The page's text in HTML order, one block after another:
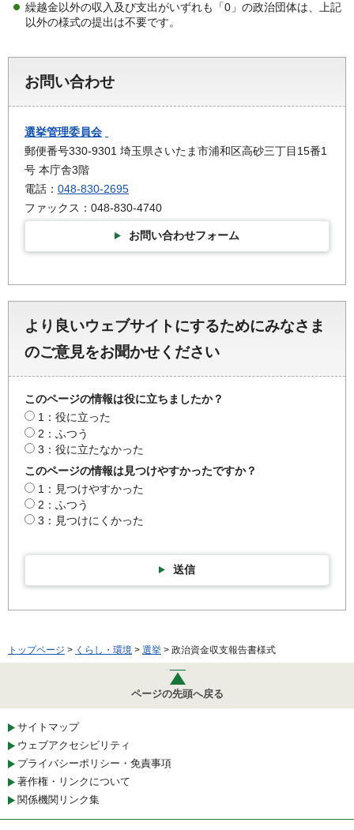
繰越金以外の収入及び支出がいずれも「0」の政治団体は、上記
以外の様式の提出は不要です。
お問い合わせ
選挙管理委員会
郵便番号330-9301 埼玉県さいたま市浦和区高砂三丁目15番1
号 本庁舎3階
電話： 048-830-2695
ファックス：048-830-4740
お問い合わせフォーム
より良いウェブサイトにするためにみなさま
のご意見をお聞かせください
このページの情報は役に立ちましたか？
1：役に立った
2：ふつう
3：役に立たなかった
このページの情報は見つけやすかったですか？
1：見つけやすかった
2：ふつう
3：見つけにくかった
送信
トップページ > くらし・環境 > 選挙 > 政治資金収支報告書様式
ページの先頭へ戻る
サイトマップ
ウェブアクセシビリティ
プライバシーポリシー・免責事項
著作権・リンクについて
関係機関リンク集